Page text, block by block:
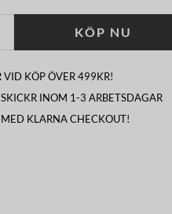
KÖP NU
VID KÖP ÖVER 499KR!
INOM 1-3 ARBETSDAGAR
KLARNA CHECKOUT!